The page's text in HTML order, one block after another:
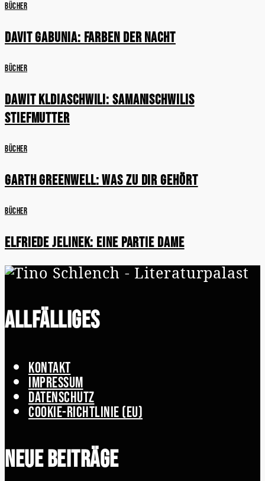
Bücher
Davit Gabunia: Farben der Nacht
Bücher
Dawit Kldiaschwili: Samanischwilis
Stiefmutter
Bücher
Garth Greenwell: Was zu dir gehört
Bücher
Elfriede Jelinek: Eine Partie Dame
Allfälliges
Kontakt
Impressum
Datenschutz
Cookie-Richtlinie (EU)
Neue Beiträge